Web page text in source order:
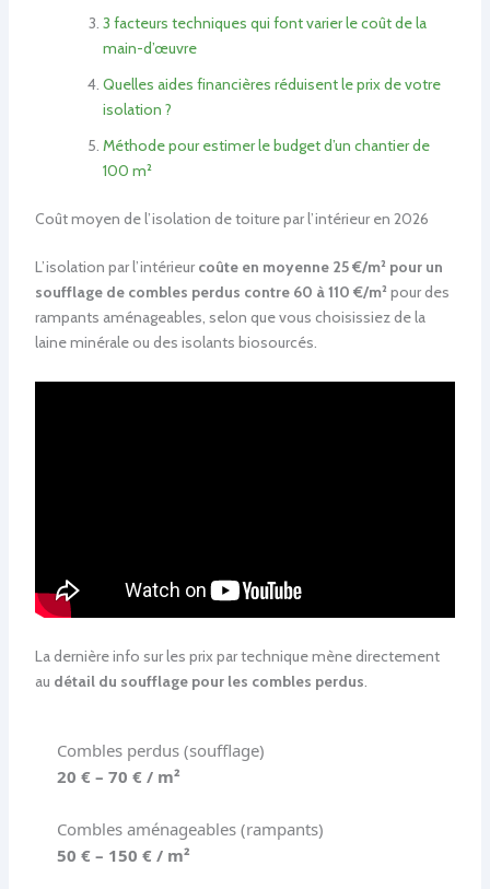
3 facteurs techniques qui font varier le coût de la
main-d’œuvre
Quelles aides financières réduisent le prix de votre
isolation ?
Méthode pour estimer le budget d’un chantier de
100 m²
Coût moyen de l’isolation de toiture par l’intérieur en 2026
L’isolation par l’intérieur coûte en moyenne 25 €/m² pour un
soufflage de combles perdus contre 60 à 110 €/m²pour des
rampants aménageables, selon que vous choisissiez de la
laine minérale ou des isolants biosourcés.
La dernière info sur les prix par technique mène directement
au détail du soufflage pour les combles perdus.
Combles perdus (soufflage)
20 € – 70 € / m²
Combles aménageables (rampants)
50 € – 150 € / m²